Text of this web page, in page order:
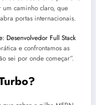
um caminho claro, que
portas internacionais.
Desenvolvedor Full Stack
e confrontamos as
sei por onde começar”.